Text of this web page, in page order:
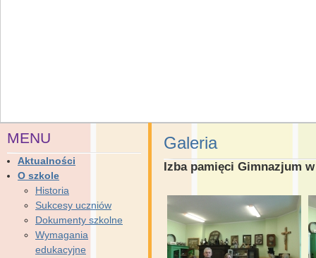
MENU
Aktualności
O szkole
Historia
Sukcesy uczniów
Dokumenty szkolne
Wymagania
edukacyjne
Galeria
Izba pamięci Gimnazjum